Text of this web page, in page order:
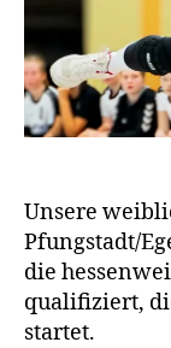
Unsere
Pfungstadt/
die
qualifiziert,
startet.